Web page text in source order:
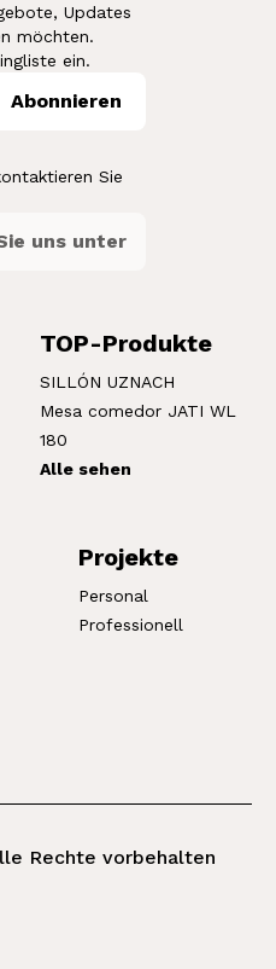
Updates
möchten.
ein.
Abonnieren
Sie
uns unter
TOP-Produkte
SILLÓN UZNACH
Mesa comedor JATI WL
180
Alle sehen
Projekte
Personal
Professionell
Rechte vorbehalten